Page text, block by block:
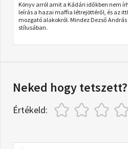
Könyv arról amit a Kádári időkben nem
leírás a hazai maffia létrejöttéről, és az
mozgató alakokról. Mindez Dezső
stílusában.
Neked hogy tetszett?
Értékeld: